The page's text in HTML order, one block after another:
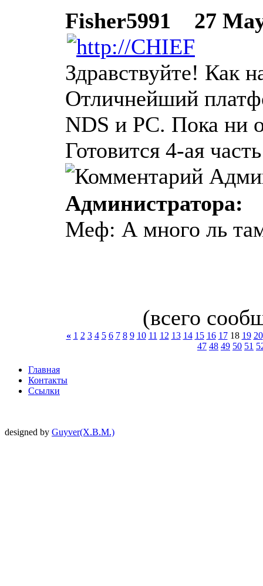
Fisher5991
27
Здравствуйте! Как
Отличнейший
NDS и PC. Пока ни
Готовится 4-ая
Администратора:
Меф: А много ль там
(всего
« 1 2 3 4 5 6 7 8 9 10 11 12 13 14 15 16 1718 19 20
47 48 49 50 51
Главная
Контакты
Ссылки
designed by Guyver(X.B.M.)